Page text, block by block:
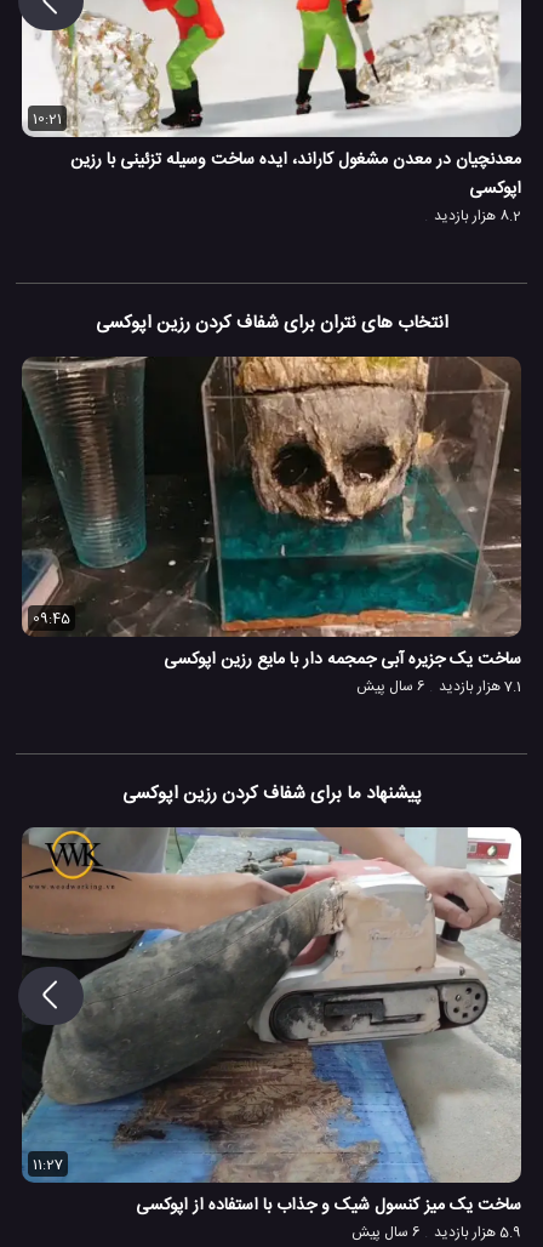
10:21
معدنچیان در معدن مشغول کاراند، ایده ساخت وسیله تزئینی با رزین
اپوکسی
8.2 هزار بازدید
انتخاب های نتران برای شفاف کردن رزین اپوکسی
09:45
ساخت یک جزیره آبی جمجمه دار با مایع رزین اپوکسی
7.1 هزار بازدید 6 سال پیش
پیشنهاد ما برای شفاف کردن رزین اپوکسی
11:27
ساخت یک میز کنسول شیک و جذاب با استفاده از اپوکسی
5.9 هزار بازدید 6 سال پیش